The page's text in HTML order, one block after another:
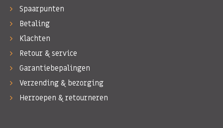
Spaarpunten
Betaling
Klachten
Retour & service
Garantiebepalingen
Verzending & bezorging
Herroepen & retourneren